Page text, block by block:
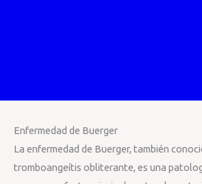
Enfermedad de Buerger
La enfermedad de Buerger, también
tromboangeítis obliterante, es una